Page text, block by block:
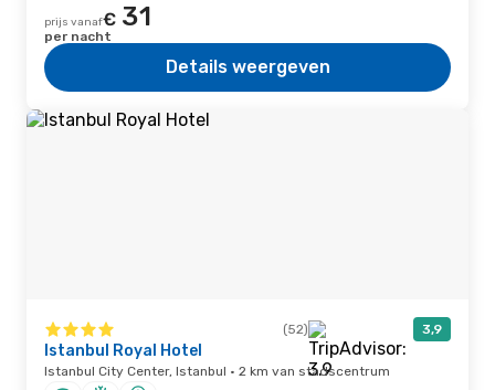
prijs vanaf€ 31
per nacht
Details weergeven
(52) 3,9
Istanbul Royal Hotel
Istanbul City Center, Istanbul · 2 km van stadscentrum